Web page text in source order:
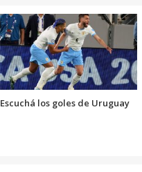
Escuchá los goles de Uruguay